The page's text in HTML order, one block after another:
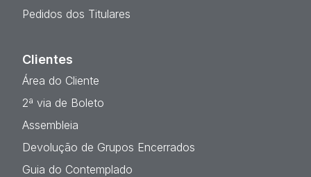
Pedidos dos Titulares
Clientes
Área do Cliente
2ª via de Boleto
Assembleia
Devolução de Grupos Encerrados
Guia do Contemplado